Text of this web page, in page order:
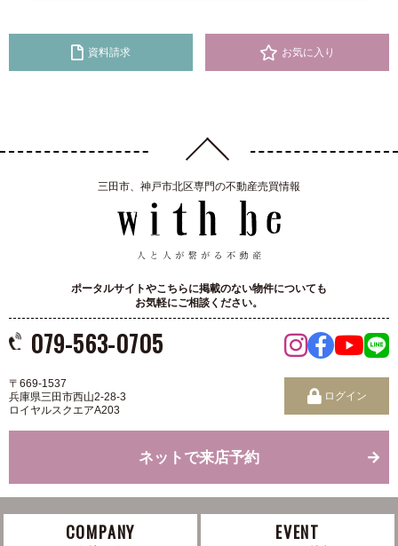
資料請求 お気に入り
三田市、神戸市北区専門の不動産売買情報
ポータルサイトやこちらに掲載のない物件についても
お気軽にご相談ください。
079-563-0705
〒669-1537
兵庫県三田市西山2-28-3
ロイヤルスクエアA203
ログイン
ネットで来店予約
COMPANY EVENT